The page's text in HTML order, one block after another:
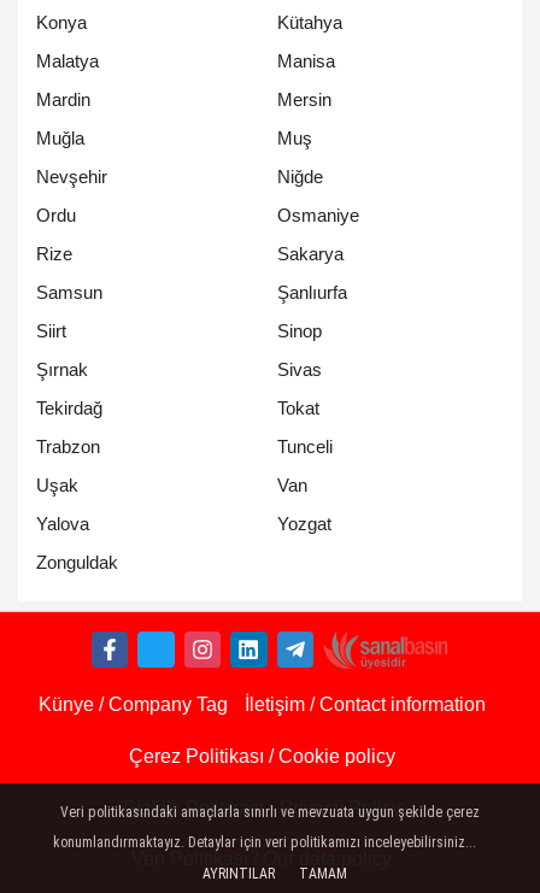
Konya
Kütahya
Malatya
Manisa
Mardin
Mersin
Muğla
Muş
Nevşehir
Niğde
Ordu
Osmaniye
Rize
Sakarya
Samsun
Şanlıurfa
Siirt
Sinop
Şırnak
Sivas
Tekirdağ
Tokat
Trabzon
Tunceli
Uşak
Van
Yalova
Yozgat
Zonguldak
Künye / Company Tag İletişim / Contact information
Çerez Politikası / Cookie policy
Gizlilik Politikası - Privacy Policy
Veri politikasındaki amaçlarla sınırlı ve mevzuata uygun şekilde çerez
konumlandırmaktayız. Detaylar için veri politikamızı inceleyebilirsiniz...
AYRINTILAR
TAMAM